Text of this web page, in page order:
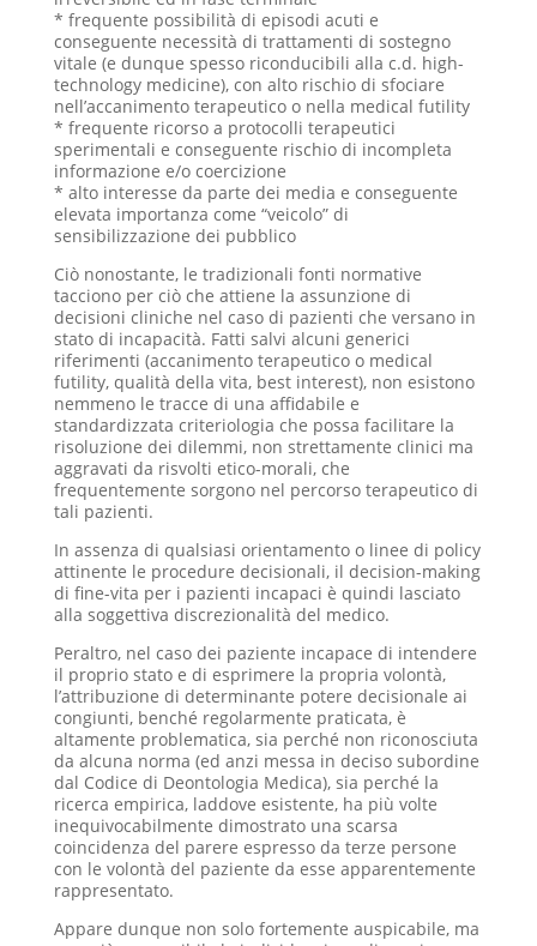
* frequente possibilità di episodi acuti e
conseguente necessità di trattamenti di sostegno
vitale (e dunque spesso riconducibili alla c.d. high-
technology medicine), con alto rischio di sfociare
nell’accanimento terapeutico o nella medical futility
* frequente ricorso a protocolli terapeutici
sperimentali e conseguente rischio di incompleta
informazione e/o coercizione
* alto interesse da parte dei media e conseguente
elevata importanza come “veicolo” di
sensibilizzazione dei pubblico
Ciò nonostante, le tradizionali fonti normative
tacciono per ciò che attiene la assunzione di
decisioni cliniche nel caso di pazienti che versano in
stato di incapacità. Fatti salvi alcuni generici
riferimenti (accanimento terapeutico o medical
futility, qualità della vita, best interest), non esistono
nemmeno le tracce di una affidabile e
standardizzata criteriologia che possa facilitare la
risoluzione dei dilemmi, non strettamente clinici ma
aggravati da risvolti etico-morali, che
frequentemente sorgono nel percorso terapeutico di
tali pazienti.
In assenza di qualsiasi orientamento o linee di policy
attinente le procedure decisionali, il decision-making
di fine-vita per i pazienti incapaci è quindi lasciato
alla soggettiva discrezionalità del medico.
Peraltro, nel caso dei paziente incapace di intendere
il proprio stato e di esprimere la propria volontà,
l’attribuzione di determinante potere decisionale ai
congiunti, benché regolarmente praticata, è
altamente problematica, sia perché non riconosciuta
da alcuna norma (ed anzi messa in deciso subordine
dal Codice di Deontologia Medica), sia perché la
ricerca empirica, laddove esistente, ha più volte
inequivocabilmente dimostrato una scarsa
coincidenza del parere espresso da terze persone
con le volontà del paziente da esse apparentemente
rappresentato.
Appare dunque non solo fortemente auspicabile, ma